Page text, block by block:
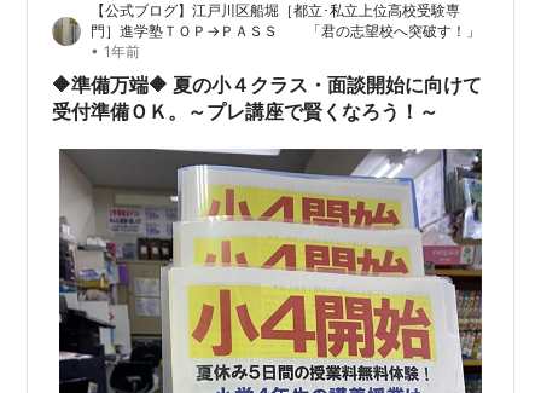
【公式ブログ】江戸川区船堀［都立･私立上位高校受験専
門］進学塾ＴＯＰ→ＰＡＳＳ 「君の志望校へ突破す！」
• 1年前
🔶準備万端🔶 夏の小４クラス・面談開始に向けて
受付準備ＯＫ。～プレ講座で賢くなろう！～